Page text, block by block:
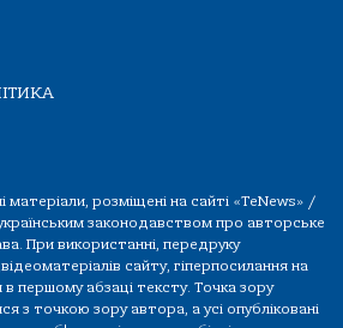
матеріали, розміщені на сайті «TeNews» /
законодавством про авторське
При використанні, передруку
сайту, гіперпосилання на
першому абзаці тексту. Точка зору
з точкою зору автора, а усі опубліковані